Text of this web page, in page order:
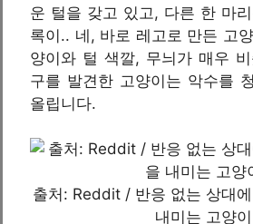
운 털을 갖고 있고, 다른 한 마
록이.. 네, 바로 레고로 만든 고
양이와 털 색깔, 무늬가 매우
구를 발견한 고양이는 악수를
올립니다.
출처: Reddit / 반응 없는 상대
내미는 고양이